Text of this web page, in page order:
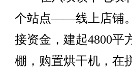
个站点——线上店铺
接资金，建起4800平
棚，购置烘干机，在